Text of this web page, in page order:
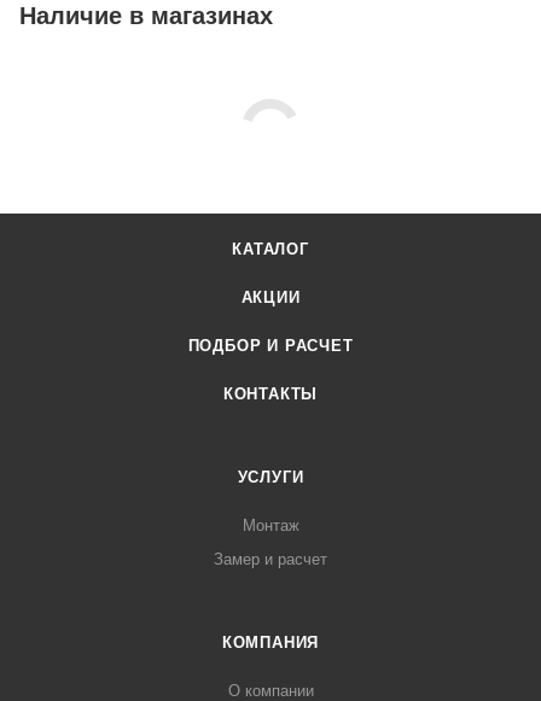
Наличие в магазинах
КАТАЛОГ
АКЦИИ
ПОДБОР И РАСЧЕТ
КОНТАКТЫ
УСЛУГИ
Монтаж
Замер и расчет
КОМПАНИЯ
О компании